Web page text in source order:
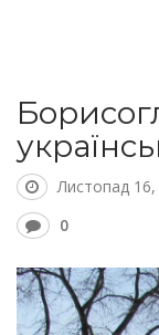
Листопад 16,
0